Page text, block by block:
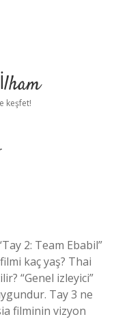
keşfet!
2: Team Ebabil”
kaç yaş? Thai
“Genel izleyici”
Tay 3 ne
filminin vizyon